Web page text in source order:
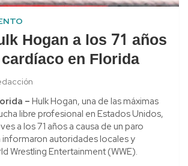
Hogan a los 71 años
en Florida
–Hulk Hogan, una de las máximas
libre profesional en Estados Unidos,
a los 71 años a causa de un paro
informaron autoridades locales y
Wrestling Entertainment (WWE).